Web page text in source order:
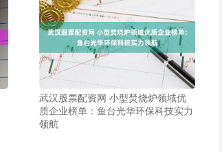
武汉股票配资网 小型焚烧炉领域优
质企业榜单：鱼台光华环保科技实力
领航